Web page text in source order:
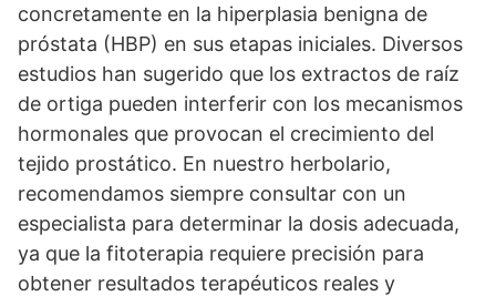
concretamente en la hiperplasia benigna de
próstata (HBP) en sus etapas iniciales. Diversos
estudios han sugerido que los extractos de raíz
de ortiga pueden interferir con los mecanismos
hormonales que provocan el crecimiento del
tejido prostático. En nuestro herbolario,
recomendamos siempre consultar con un
especialista para determinar la dosis adecuada,
ya que la fitoterapia requiere precisión para
obtener resultados terapéuticos reales y